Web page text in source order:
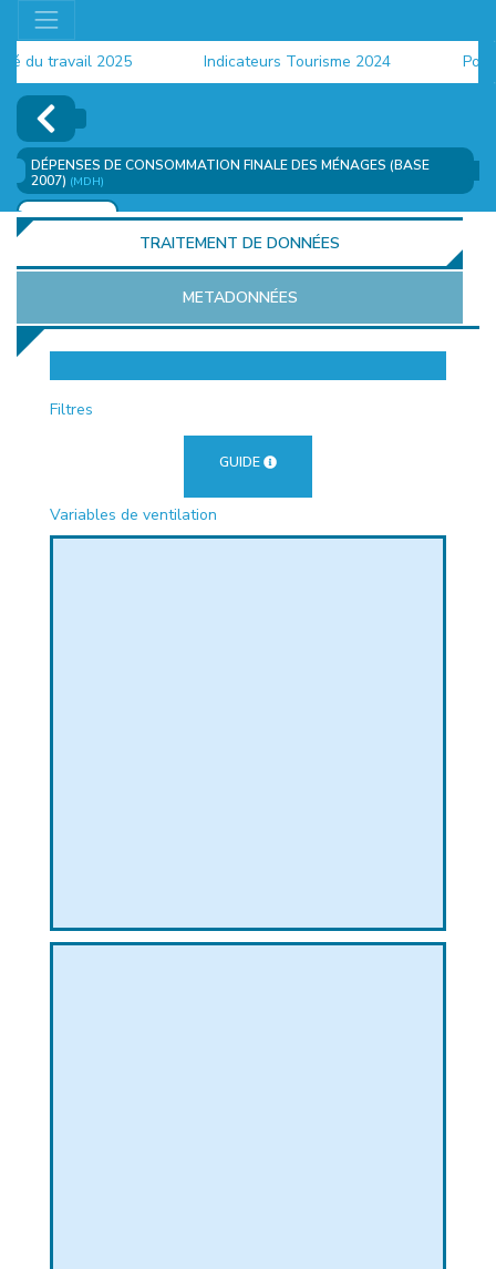
travail 2025 Indicateurs Tourisme 2024
DÉPENSES DE CONSOMMATION FINALE DES MÉNAGES (BASE
2007) (MDH)
AJOUTER
TRAITEMENT DE DONNÉES
METADONNÉES
Filtres
GUIDE
Variables de ventilation